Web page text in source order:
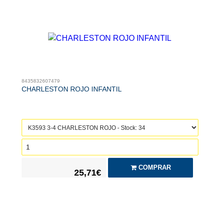
8435832607479
CHARLESTON ROJO INFANTIL
25,71€
COMPRAR